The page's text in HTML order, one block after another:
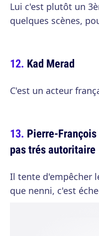
Lui c'est plutôt un
quelques scènes,
Kad Merad
C'est un acteur
Pierre-
pas trés autoritaire
Il tente d'empêcher
que nenni, c'est